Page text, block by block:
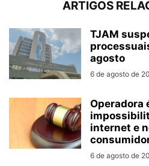
ARTIGOS
TJAM
agosto
6 de agosto de
Operadora
internet e
6 de agosto de